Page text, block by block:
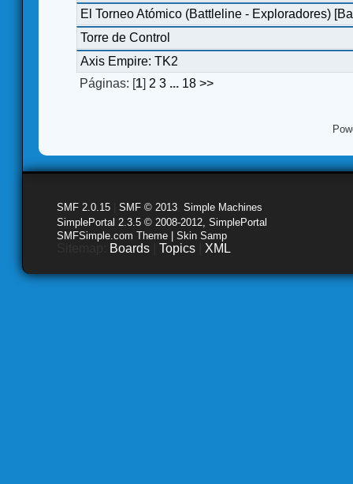
El Torneo Atómico (Battleline - Exploradores)
Torre de Control
Axis Empire: TK2
Páginas: [1] 2 3 ... 18 >>
SMF 2.0.15 SMF © 2013 Simple Machines
SimplePortal 2.3.5 © 2008-2012, SimplePortal
SMFSimple.com Theme | Skin Samp
Boards Topics XML